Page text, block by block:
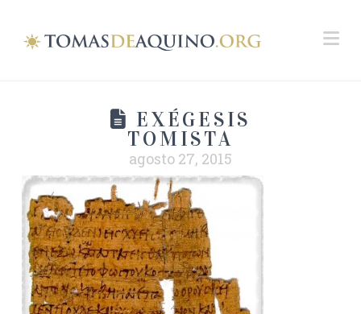
EXÉGESIS
TOMISTA
agosto 27, 2015